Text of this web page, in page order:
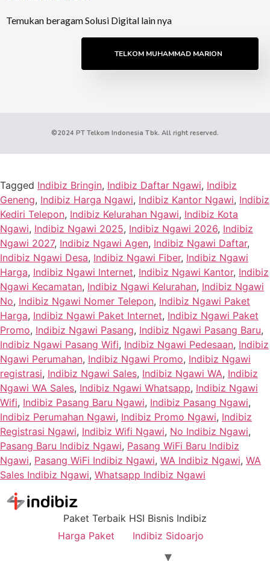
Temukan beragam Solusi Digital lain nya
TELKOM MUHAMMAD MARION
©2024 PT Telkom Indonesia Tbk. All right reserved.
Tagged Indibiz Bringin, Indibiz Daftar Ngawi, Indibiz
Geneng, Indibiz Harga Ngawi, Indibiz Kantor Ngawi, Indibiz
Kediri Telepon, Indibiz Kelurahan Ngawi, Indibiz Kota
Ngawi, Indibiz Ngawi 2025, Indibiz Ngawi 2026, Indibiz
Ngawi 2027, Indibiz Ngawi Agen, Indibiz Ngawi Daftar,
Indibiz Ngawi Desa, Indibiz Ngawi Fiber, Indibiz Ngawi
Harga, Indibiz Ngawi Internet, Indibiz Ngawi Kantor, Indibiz
Ngawi Kecamatan, Indibiz Ngawi Kelurahan, Indibiz Ngawi
No, Indibiz Ngawi Nomer Telepon, Indibiz Ngawi Paket
Harga, Indibiz Ngawi Paket Internet, Indibiz Ngawi Paket
Promo, Indibiz Ngawi Pasang, Indibiz Ngawi Pasang Baru,
Indibiz Ngawi Pasang Wifi, Indibiz Ngawi Pedesaan, Indibiz
Ngawi Perumahan, Indibiz Ngawi Promo, Indibiz Ngawi
registrasi, Indibiz Ngawi Sales, Indibiz Ngawi WA, Indibiz
Ngawi WA Sales, Indibiz Ngawi Whatsapp, Indibiz Ngawi
Wifi, Indibiz Pasang Baru Ngawi, Indibiz Pasang Ngawi,
Indibiz Perumahan Ngawi, Indibiz Promo Ngawi, Indibiz
Registrasi Ngawi, Indibiz Wifi Ngawi, No Indibiz Ngawi,
Pasang Baru Indibiz Ngawi, Pasang WiFi Baru Indibiz
Ngawi, Pasang WiFi Indibiz Ngawi, WA Indibiz Ngawi, WA
Sales Indibiz Ngawi, Whatsapp Indibiz Ngawi
Paket Terbaik HSI Bisnis Indibiz
Harga Paket
Indibiz Sidoarjo